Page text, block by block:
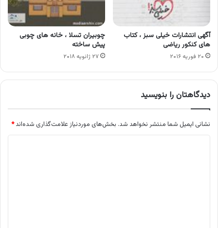
آگهی انتشارات خیلی سبز ، کتاب
های کنکور ریاضی
۲۰ فوریه ۲۰۱۶
چوبیران تسلا ، خانه های چوبی
پیش ساخته
۲۷ ژانویه ۲۰۱۸
دیدگاهتان را بنویسید
نشانی ایمیل شما منتشر نخواهد شد. بخش‌های موردنیاز علامت‌گذاری شده‌اند*